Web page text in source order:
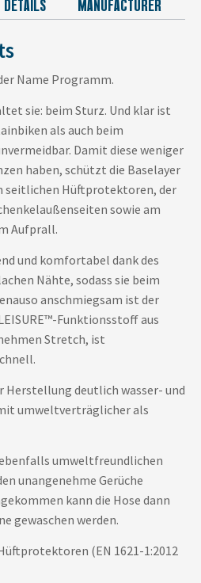
MANUFACTURER
Name Programm.
sie: beim Sturz. Und klar ist
als auch beim
Damit diese weniger
haben, schützt die Baselayer
Hüftprotektoren, der
sowie am
Aufprall.
und komfortabel dank des
Nähte, sodass sie beim
anschmiegsam ist der
Funktionsstoff aus
Stretch, ist
Herstellung deutlich wasser- und
umweltverträglicher als
umweltfreundlichen
unangenehme Gerüche
kann die Hose dann
gewaschen werden.
(EN 1621-1:2012